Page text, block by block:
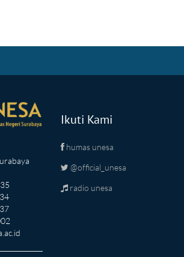
Ikuti Kami
humas unesa
@official_unesa
radio unesa